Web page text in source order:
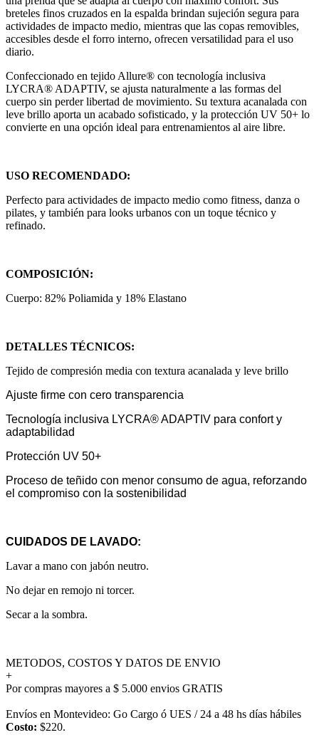
breteles finos cruzados en la espalda brindan sujeción segura para
actividades de impacto medio, mientras que las copas removibles,
accesibles desde el forro interno, ofrecen versatilidad para el uso
diario.
Confeccionado en tejido Allure® con tecnología inclusiva
LYCRA® ADAPTIV, se ajusta naturalmente a las formas del
cuerpo sin perder libertad de movimiento. Su textura acanalada con
leve brillo aporta un acabado sofisticado, y la protección UV 50+ lo
convierte en una opción ideal para entrenamientos al aire libre.
USO RECOMENDADO:
Perfecto para actividades de impacto medio como fitness, danza o
pilates, y también para looks urbanos con un toque técnico y
refinado.
COMPOSICIÓN:
Cuerpo: 82% Poliamida y 18% Elastano
DETALLES TÉCNICOS:
Tejido de compresión media con textura acanalada y leve brillo
Ajuste firme con cero transparencia
Tecnología inclusiva LYCRA® ADAPTIV para confort y
adaptabilidad
Protección UV 50+
Proceso de teñido con menor consumo de agua, reforzando
el compromiso con la sostenibilidad
CUIDADOS DE LAVADO:
Lavar a mano con jabón neutro.
No dejar en remojo ni torcer.
Secar a la sombra.
METODOS, COSTOS Y DATOS DE ENVIO
+
Por compras mayores a $ 5.000 envios GRATIS
Envíos en Montevideo: Go Cargo ó UES / 24 a 48 hs días hábiles
Costo: $220.